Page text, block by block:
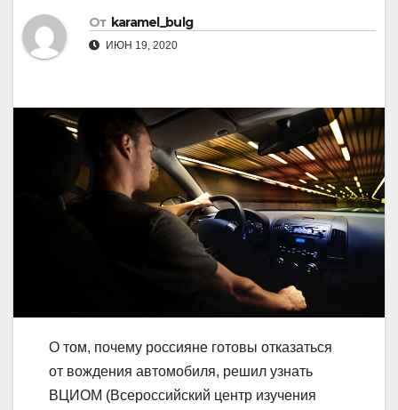
От karamel_bulg
ИЮН 19, 2020
О том, почему россияне готовы отказаться
от вождения автомобиля, решил узнать
ВЦИОМ (Всероссийский центр изучения